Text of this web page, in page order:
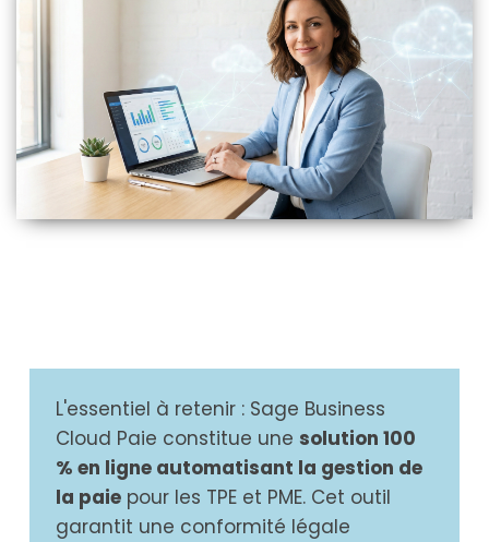
L'essentiel à retenir : Sage Business
Cloud Paie constitue une solution 100
% en ligne automatisant la gestion de
la paie pour les TPE et PME. Cet outil
garantit une conformité légale